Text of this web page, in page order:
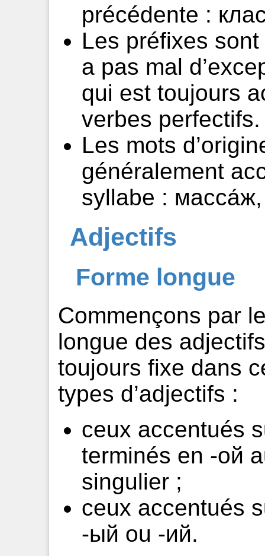
précédente :
Les préfixes
a pas mal
qui est toujours
verbes perfectifs.
Les mots
généralement
syllabe :
Adjectifs
Forme longue
Commençons par
longue des
toujours fixe dans
types d’adjectifs :
ceux accentués
terminés en -ой
singulier ;
ceux accentués
-ый ou -ий.